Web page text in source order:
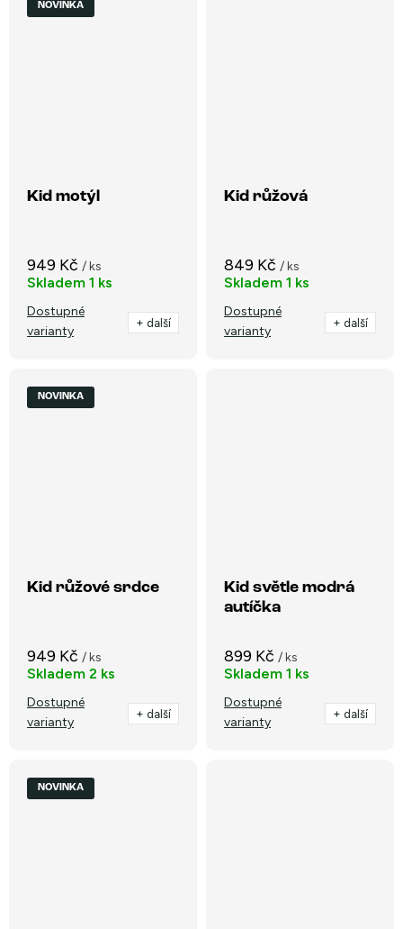
NOVINKA
Kid motýl
949 Kč / ks
Skladem 1 ks
Dostupné
varianty
+ další
Kid růžová
849 Kč / ks
Skladem 1 ks
Dostupné
varianty
+ další
NOVINKA
Kid růžové srdce
949 Kč / ks
Skladem 2 ks
Dostupné
varianty
+ další
Kid světle modrá
autíčka
899 Kč / ks
Skladem 1 ks
Dostupné
varianty
+ další
NOVINKA